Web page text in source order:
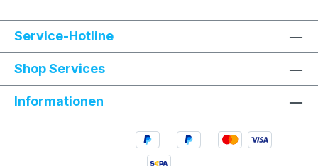
Service-Hotline
Shop Services
Informationen